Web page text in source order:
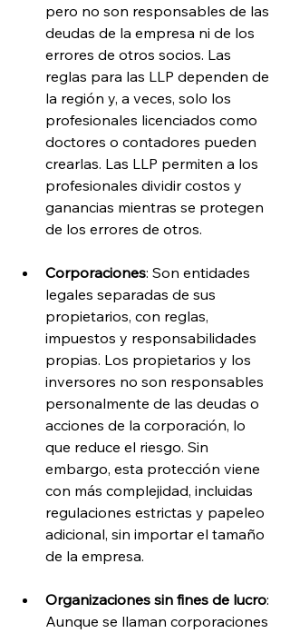
pero no son responsables de las
deudas de la empresa ni de los
errores de otros socios. Las
reglas para las LLP dependen de
la región y, a veces, solo los
profesionales licenciados como
doctores o contadores pueden
crearlas. Las LLP permiten a los
profesionales dividir costos y
ganancias mientras se protegen
de los errores de otros.
Corporaciones: Son entidades
legales separadas de sus
propietarios, con reglas,
impuestos y responsabilidades
propias. Los propietarios y los
inversores no son responsables
personalmente de las deudas o
acciones de la corporación, lo
que reduce el riesgo. Sin
embargo, esta protección viene
con más complejidad, incluidas
regulaciones estrictas y papeleo
adicional, sin importar el tamaño
de la empresa.
Organizaciones sin fines de lucro:
Aunque se llaman corporaciones